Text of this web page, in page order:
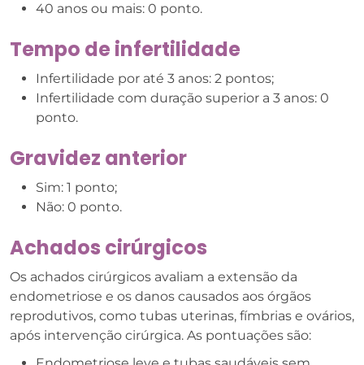
40 anos ou mais: 0 ponto.
Tempo de infertilidade
Infertilidade por até 3 anos: 2 pontos;
Infertilidade com duração superior a 3 anos: 0
ponto.
Gravidez anterior
Sim: 1 ponto;
Não: 0 ponto.
Achados cirúrgicos
Os achados cirúrgicos avaliam a extensão da
endometriose e os danos causados aos órgãos
reprodutivos, como tubas uterinas, fímbrias e ovários,
após intervenção cirúrgica. As pontuações são: